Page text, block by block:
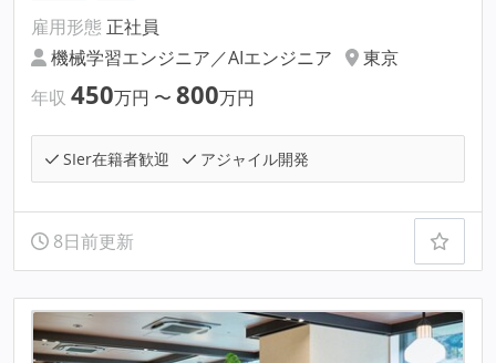
雇用形態 正社員
機械学習エンジニア／AIエンジニア
東京
年収 450万円 〜 800万円
SIer在籍者歓迎 アジャイル開発
8日前更新